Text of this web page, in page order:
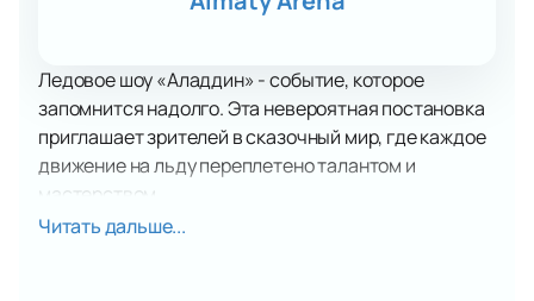
Ледовое шоу «Аладдин» - событие, которое
запомнится надолго. Эта невероятная постановка
приглашает зрителей в сказочный мир, где каждое
движение на льду переплетено талантом и
мастерством.
Хотите стать частью этого захватывающего
Читать дальше...